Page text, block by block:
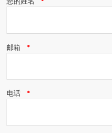
邮箱
电话